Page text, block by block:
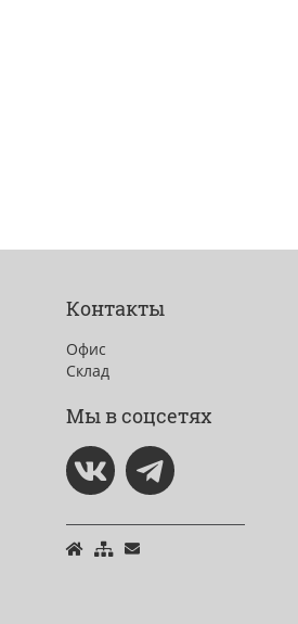
Контакты
Офис
Склад
Мы в соцсетях